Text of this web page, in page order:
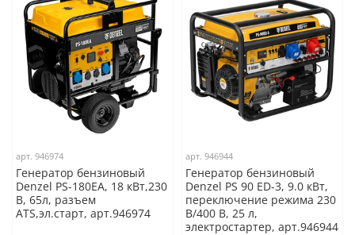
арт.946974
Генератор бензиновый
Denzel PS-180EA, 18 кВт,230
В, 65л, разъем
ATS,эл.старт, арт.946974
арт.946944
Генератор бензиновый
Denzel PS 90 ED-3, 9.0 кВт,
переключение режима 230
В/400 В, 25 л,
электростартер, арт.946944